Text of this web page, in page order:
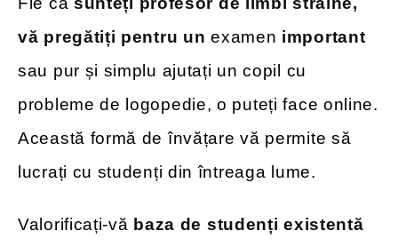
vă pregătiți pentru un examen important
sau pur și simplu ajutați un copil cu
probleme de logopedie, o puteți face online.
Această formă de învățare vă permite să
lucrați cu studenți din întreaga lume.
Valorificați-vă baza de studenți existentă